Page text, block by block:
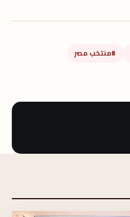
#منتخب مصر